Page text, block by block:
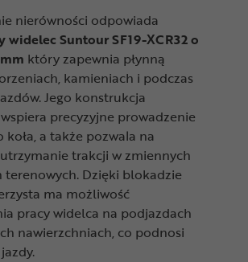
nierówności odpowiada
widelec Suntour SF19-XCR32 o
który zapewnia płynną
kamieniach i podczas
Jego konstrukcja
precyzyjne prowadzenie
koła, a także pozwala na
trakcji w zmiennych
terenowych. Dzięki blokadzie
ma możliwość
pracy widelca na podjazdach
nawierzchniach, co podnosi